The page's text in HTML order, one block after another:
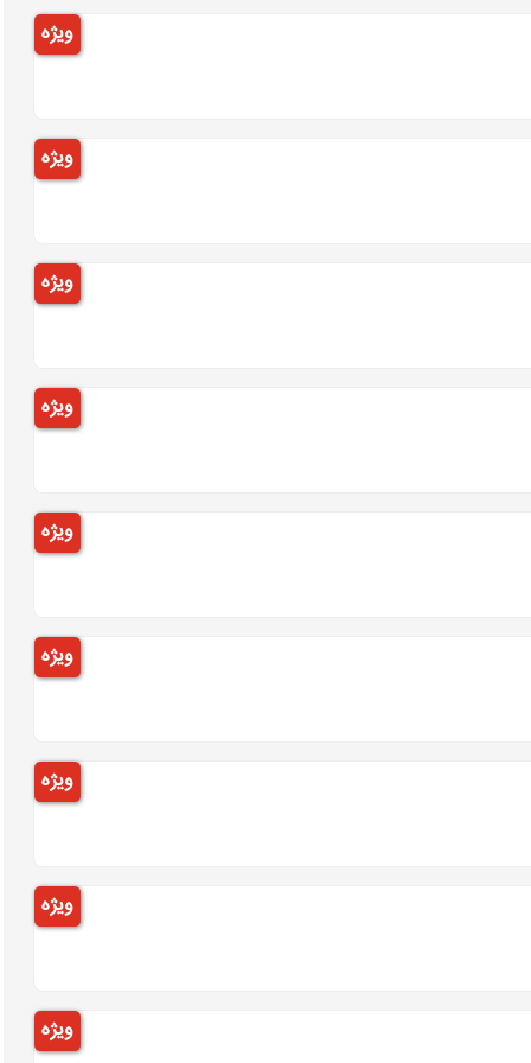
ویژه
ویژه
ویژه
ویژه
ویژه
ویژه
ویژه
ویژه
ویژه